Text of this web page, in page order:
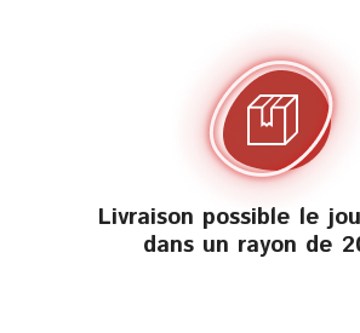
Livraison possible le
dans un rayon de